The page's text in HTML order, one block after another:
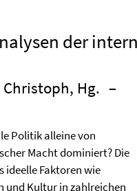
der
Hg. –
Politik alleine von
Macht dominiert? Die
ideelle Faktoren wie
und Kultur in zahlreichen